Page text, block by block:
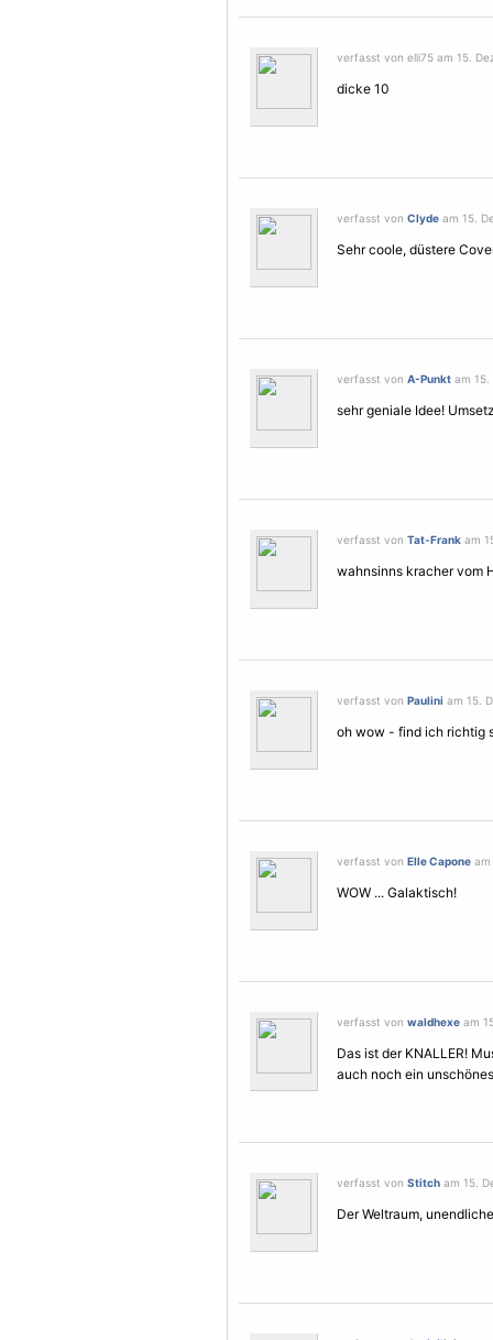
verfasst von elli75 am 15.
dicke 10
verfasst von Clyde am 15.
Sehr coole, düstere
verfasst von A-Punkt am 15.
sehr geniale Idee!
verfasst von Tat-Frank am
wahnsinns kracher
verfasst von Paulini am 15.
oh wow - find ich richtig
verfasst von Elle Capone am
WOW ... Galaktisch!
verfasst von waldhexe am
Das ist der KNALLER!
auch noch ein
verfasst von Stitch am 15.
Der Weltraum,